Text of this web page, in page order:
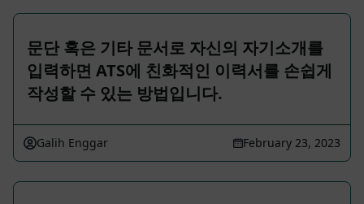
문단 혹은 기타 문서로 자신의 자기소개를
입력하면 ATS에 친화적인 이력서를 손쉽게
작성할 수 있는 방법입니다.
Galih Enggar February 23, 2023